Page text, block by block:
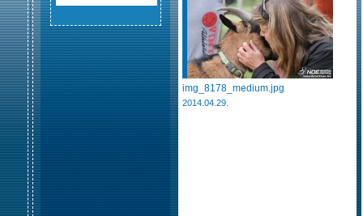
img_8178_medium.jpg
2014.04.29.